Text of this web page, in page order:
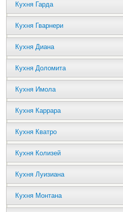
Кухня Гарда
Кухня Гварнери
Кухня Диана
Кухня Доломита
Кухня Имола
Кухня Каррара
Кухня Кватро
Кухня Колизей
Кухня Луизиана
Кухня Монтана